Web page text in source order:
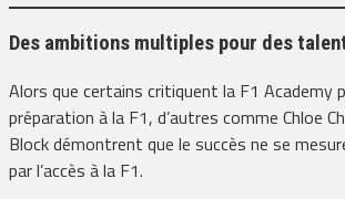
Des ambitions multiples pour des
Alors que certains critiquent la F1 Academy
préparation à la F1, d’autres comme Chloe
Block démontrent que le succès ne se
par l’accès à la F1.